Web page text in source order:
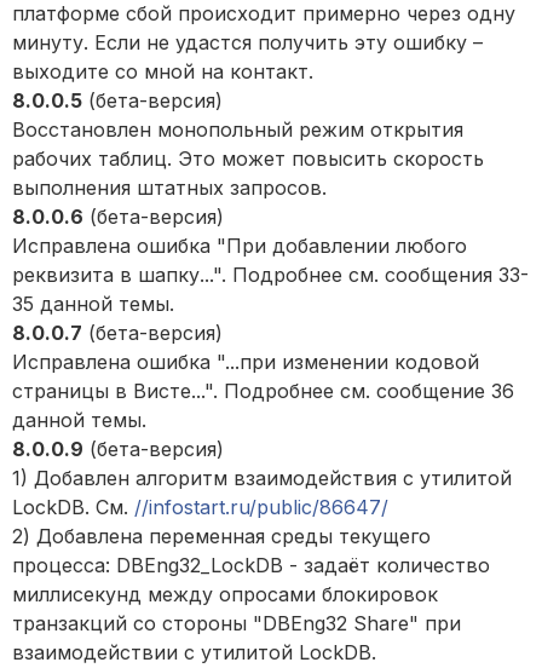
платформе сбой происходит примерно через одну
минуту. Если не удастся получить эту ошибку –
выходите со мной на контакт.
8.0.0.5 (бета-версия)
Восстановлен монопольный режим открытия
рабочих таблиц. Это может повысить скорость
выполнения штатных запросов.
8.0.0.6 (бета-версия)
Исправлена ошибка "При добавлении любого
реквизита в шапку...". Подробнее см. сообщения 33-
35 данной темы.
8.0.0.7 (бета-версия)
Исправлена ошибка "...при изменении кодовой
страницы в Висте...". Подробнее см. сообщение 36
данной темы.
8.0.0.9 (бета-версия)
1) Добавлен алгоритм взаимодействия с утилитой
LockDB. См. //infostart.ru/public/86647/
2) Добавлена переменная среды текущего
процесса: DBEng32_LockDB - задаёт количество
миллисекунд между опросами блокировок
транзакций со стороны "DBEng32 Share" при
взаимодействии с утилитой LockDB.